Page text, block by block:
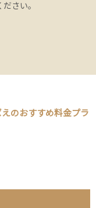
さい。
のおすすめ料金プラ